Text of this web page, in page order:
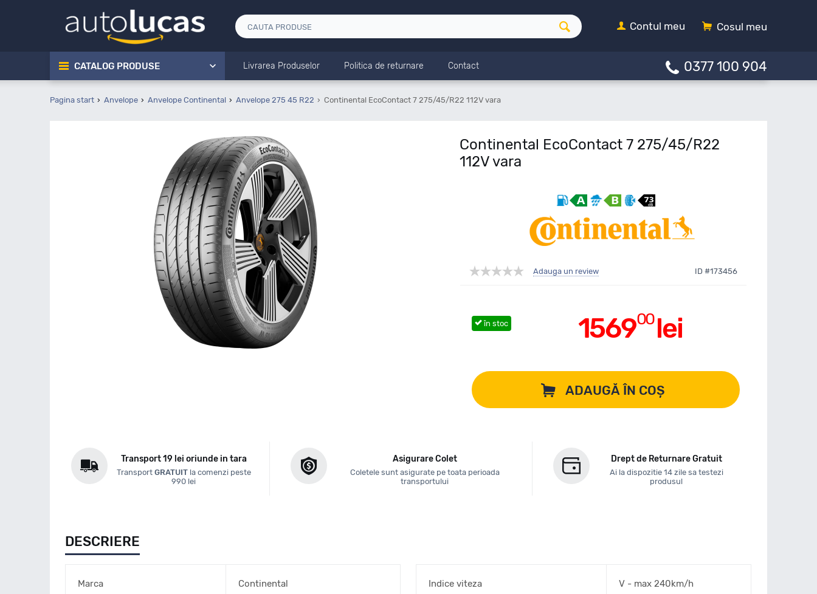
Cosul meu
Contul meu
CATALOG PRODUSE Livrarea Produselor Politica de returnare Contact 0377 100 904
Pagina start Anvelope Anvelope Continental Anvelope 275 45 R22 Continental EcoContact 7 275/45/R22 112V vara
Continental EcoContact 7 275/45/R22
112V vara
Adauga un review ID #173456
156900lei
în stoc
ADAUGĂ ÎN COȘ
Transport 19 lei oriunde in tara
Transport GRATUITla comenzi peste
990 lei
Asigurare Colet
Coletele sunt asigurate pe toata perioada
transportului
Drept de Returnare Gratuit
Ai la dispozitie 14 zile sa testezi
produsul
DESCRIERE
Marca Continental Indice viteza V - max 240km/h